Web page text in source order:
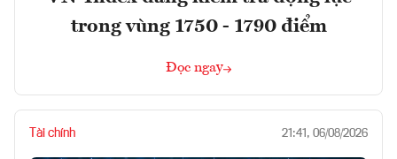
trong vùng 1750 - 1790 điểm
Đọc ngay
Tài chính 21:41, 06/08/2026